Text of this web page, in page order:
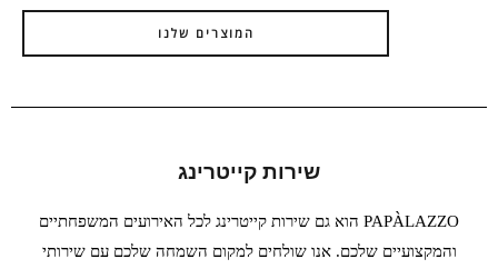
המוצרים שלנו
שירות קייטרינג
PAPÀLAZZO הוא גם שירות קייטרינג לכל האירועים המשפחתיים
והמקצועיים שלכם. אנו שולחים למקום השמחה שלכם עם שירותי